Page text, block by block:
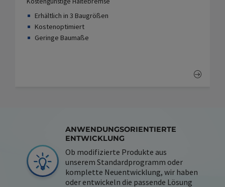
Erhältlich in 3 Baugrößen
Kostenoptimiert
Geringe Baumaße
ANWENDUNGSORIENTIERTE
ENTWICKLUNG
Ob modifizierte Produkte aus
unserem Standardprogramm oder
komplette Neuentwicklung, wir haben
oder entwickeln die passende Lösung